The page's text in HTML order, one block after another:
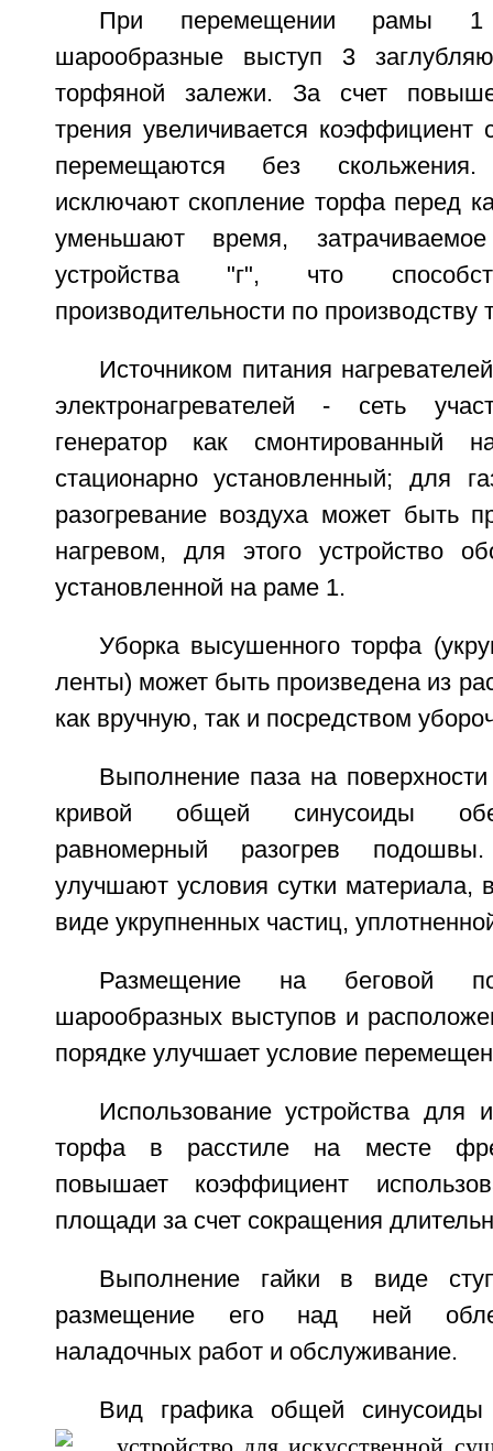
При перемещении рамы 1
шарообразные выступ 3
торфяной залежи. За счет
трения увеличивается коэффициент
перемещаются без
исключают скопление торфа перед
уменьшают время,
устройства "г", что
производительности по производству
Источником питания
электронагревателей - сеть
генератор как
стационарно установленный; для
разогревание воздуха может быть
нагревом, для этого устройство
установленной на раме 1.
Уборка высушенного торфа
ленты) может быть произведена из
как вручную, так и посредством
Выполнение паза на
кривой общей синусоиды
равномерный разогрев
улучшают условия сутки материала,
виде укрупненных частиц,
Размещение на беговой
шарообразных выступов и
порядке улучшает условие
Использование устройства для
торфа в расстиле на месте
повышает коэффициент
площади за счет сокращения
Выполнение гайки в виде
размещение его над ней
наладочных работ и обслуживание.
Вид графика общей